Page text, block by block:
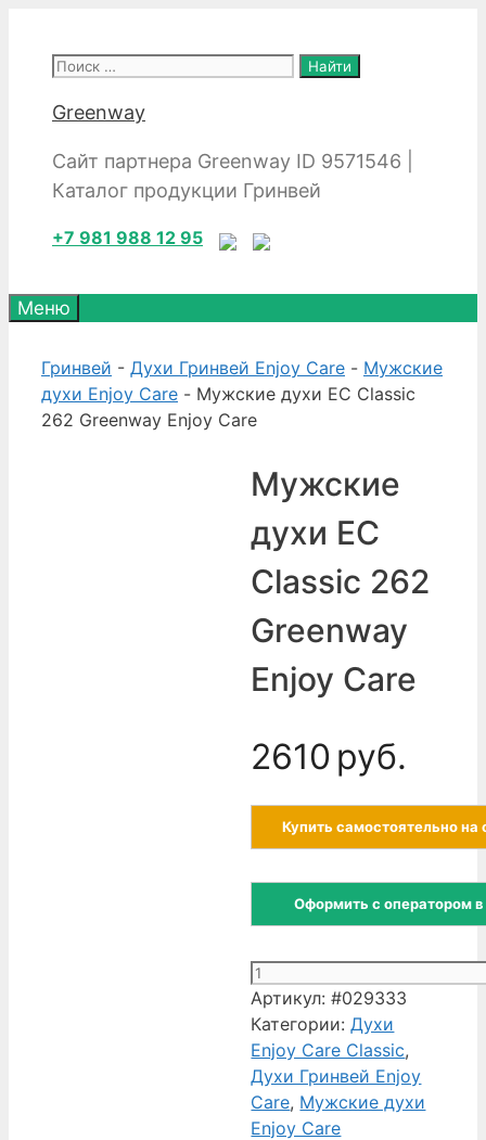
содержимому
Поиск:
Greenway
Сайт партнера Greenway ID 9571546 |
Каталог продукции Гринвей
+7 981 988 12 95
Меню
Гринвей - Духи Гринвей Enjoy Care - Мужские
духи Enjoy Care - Мужские духи EC Classic
262 Greenway Enjoy Care
Мужские
духи EC
Classic 262
Greenway
Enjoy Care
2610 руб.
Купить самостоятельно на
Оформить с оператором
Количество
товара
Мужские
духи
EC
Classic
262
Артикул:#029333
Категории:Духи
Enjoy Care Classic,
Духи Гринвей Enjoy
Care, Мужские духи
Enjoy Care